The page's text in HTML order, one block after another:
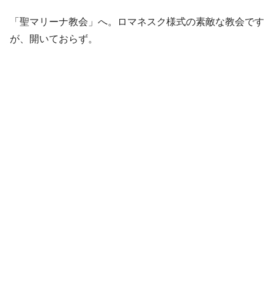
「聖マリーナ教会」へ。ロマネスク様式の素敵な教会です
が、開いておらず。